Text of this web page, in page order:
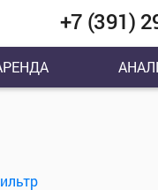
+7 (391)